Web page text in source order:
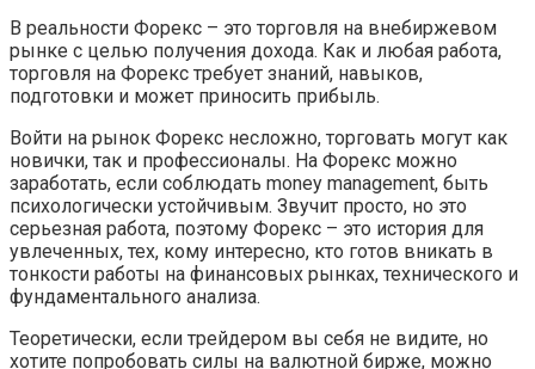
В реальности Форекс – это торговля на внебиржевом
рынке с целью получения дохода. Как и любая работа,
торговля на Форекс требует знаний, навыков,
подготовки и может приносить прибыль.
Войти на рынок Форекс несложно, торговать могут как
новички, так и профессионалы. На Форекс можно
заработать, если соблюдать money management, быть
психологически устойчивым. Звучит просто, но это
серьезная работа, поэтому Форекс – это история для
увлеченных, тех, кому интересно, кто готов вникать в
тонкости работы на финансовых рынках, технического и
фундаментального анализа.
Теоретически, если трейдером вы себя не видите, но
хотите попробовать силы на валютной бирже, можно